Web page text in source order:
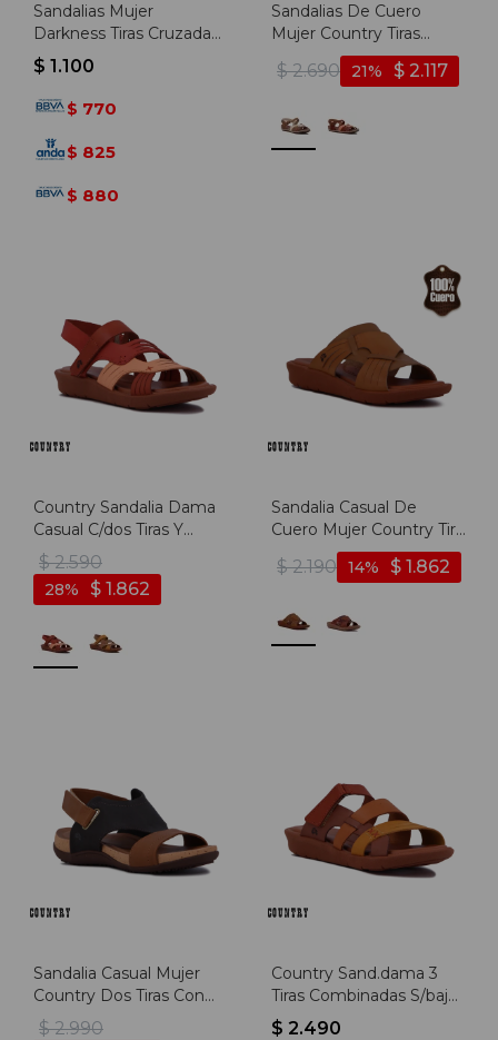
Sandalias Mujer
Darkness Tiras Cruzadas
- Negro
$ 1.100
$ 770
$ 825
$ 880
Sandalias De Cuero
Mujer Country Tiras
Cruzadas Con Hebilla -
Ambar-nuez
$ 2.690 $ 2.117
21
Country Sandalia Dama
Casual C/dos Tiras Y
Pulsera S/baja - Durazno-
coral
$ 2.590
$ 1.862
28
Sandalia Casual De
Cuero Mujer Country Tira
Ancha - Nuez-ambar
$ 2.190 $ 1.862
14
Sandalia Casual Mujer
Country Dos Tiras Con
Pulsera - Marron-cafe
$ 2.990
Country Sand.dama 3
Tiras Combinadas S/baja
- Dorado-multicolor
$ 2.490